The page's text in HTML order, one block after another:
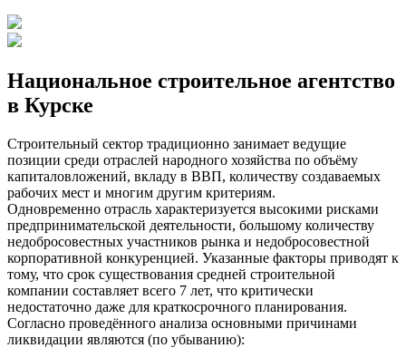
Национальное строительное агентство
в Курске
Строительный сектор традиционно занимает ведущие
позиции среди отраслей народного хозяйства по объёму
капиталовложений, вкладу в ВВП, количеству создаваемых
рабочих мест и многим другим критериям.
Одновременно отрасль характеризуется высокими рисками
предпринимательской деятельности, большому количеству
недобросовестных участников рынка и недобросовестной
корпоративной конкуренцией. Указанные факторы приводят к
тому, что срок существования средней строительной
компании составляет всего 7 лет, что критически
недостаточно даже для краткосрочного планирования.
Согласно проведённого анализа основными причинами
ликвидации являются (по убыванию):